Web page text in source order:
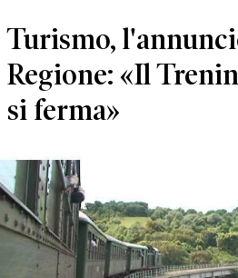
Turismo,
Regione: «Il
si ferma»